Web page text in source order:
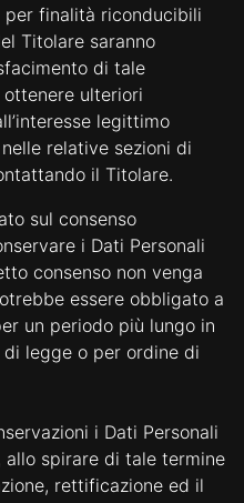
per finalità riconducibili
Titolare saranno
di tale
ottenere ulteriori
legittimo
relative sezioni di
il Titolare.
sul consenso
i Dati Personali
consenso non venga
essere obbligato a
un periodo più lungo in
legge o per ordine di
i Dati Personali
allo spirare di tale termine
rettificazione ed il